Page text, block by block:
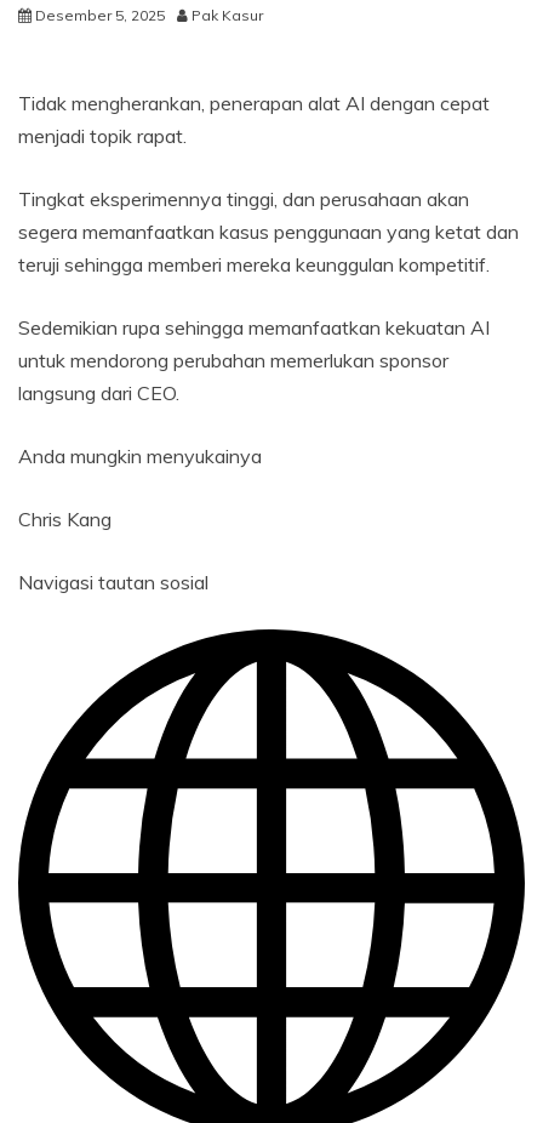
Desember 5, 2025 Pak Kasur
Tidak mengherankan, penerapan alat AI dengan cepat
menjadi topik rapat.
Tingkat eksperimennya tinggi, dan perusahaan akan
segera memanfaatkan kasus penggunaan yang ketat dan
teruji sehingga memberi mereka keunggulan kompetitif.
Sedemikian rupa sehingga memanfaatkan kekuatan AI
untuk mendorong perubahan memerlukan sponsor
langsung dari CEO.
Anda mungkin menyukainya
Chris Kang
Navigasi tautan sosial